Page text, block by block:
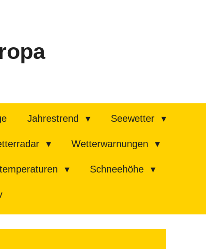
Jahrestrend Seewetter
Wetterwarnungen
Schneehöhe